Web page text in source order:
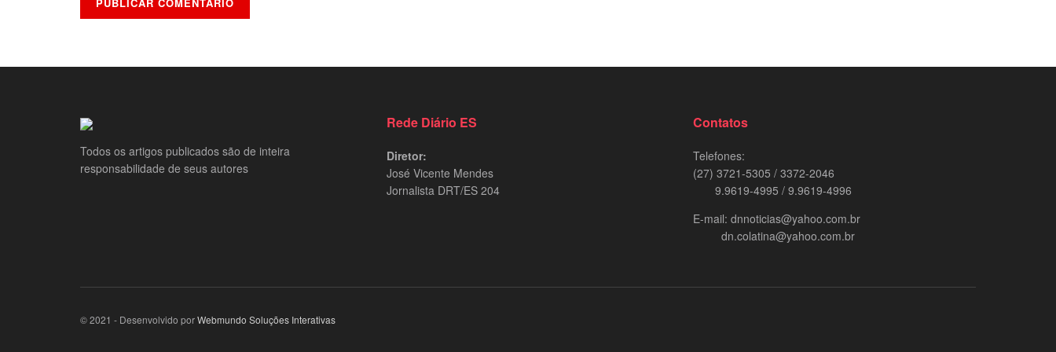
Todos os artigos publicados são de inteira
responsabilidade de seus autores
Rede Diário ES
Diretor:
José Vicente Mendes
Jornalista DRT/ES 204
Contatos
Telefones:
(27) 3721-5305 / 3372-2046
9.9619-4995 / 9.9619-4996
E-mail: dnnoticias@yahoo.com.br
dn.colatina@yahoo.com.br
© 2021 - Desenvolvido porWebmundo Soluções Interativas